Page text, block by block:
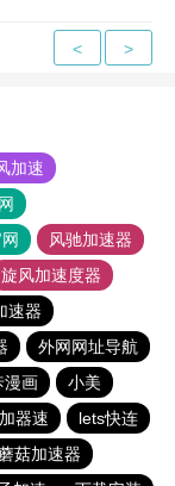
< >
加速
风驰加速器
旋风加速度器
速器
外网网址导航
漫画
小美
器速
lets快连
菇加速器